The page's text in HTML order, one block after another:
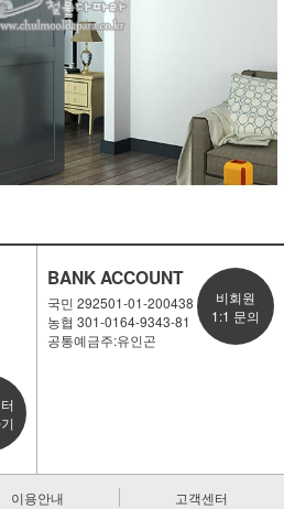
BANK ACCOUNT
국민 292501-01-200438
농협 301-0164-9343-81
공통예금주:유인곤
비회원
1:1 문의
이용안내 고객센터